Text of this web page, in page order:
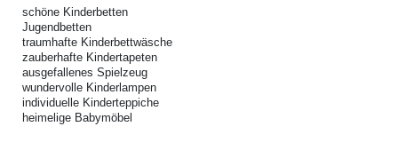
schöne Kinderbetten
Jugendbetten
traumhafte Kinderbettwäsche
zauberhafte Kindertapeten
ausgefallenes Spielzeug
wundervolle Kinderlampen
individuelle Kinderteppiche
heimelige Babymöbel